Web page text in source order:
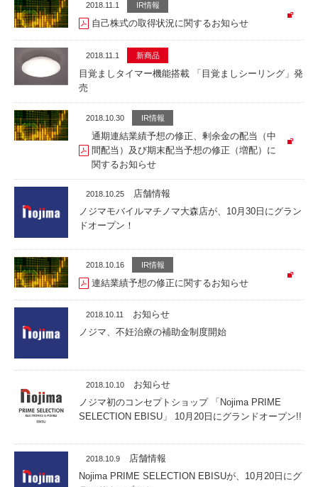
2018.11.1 IR情報
自己株式の取得状況に関するお知らせ
2018.11.1 新商品
目覚ましタイマー機能搭載 「目覚ましシーリング」発
売
2018.10.30 IR情報
通期連結業績予想の修正、剰余金の配当（中
間配当）及び期末配当予想の修正（増配）に
関するお知らせ
2018.10.25
店舗情報
ノジマモバイルマチノマ大森店が、10月30日にグラン
ドオープン！
2018.10.16 IR情報
連結業績予想の修正に関するお知らせ
2018.10.11
お知らせ
ノジマ、不妊治療の補助金制度開始
2018.10.10
お知らせ
ノジマ初のコンセプトショップ 「Nojima PRIME
SELECTION EBISU」 10月20日にグランドオープン!!
2018.10.9
店舗情報
Nojima PRIME SELECTION EBISUが、10月20日にグ